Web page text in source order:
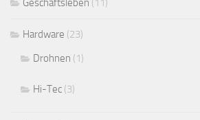
Geschäftsleben (11)
Hardware (23)
Drohnen (1)
Hi-Tec (3)